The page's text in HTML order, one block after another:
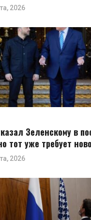
2026
Зеленскому в
тот уже требует
2026